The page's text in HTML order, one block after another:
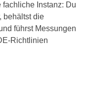
Instanz: Du
behältst die
führst Messungen
Richtlinien